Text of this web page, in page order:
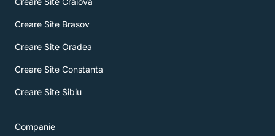
Creare Site Brasov
Creare Site Oradea
Creare Site Constanta
Creare Site Sibiu
Companie